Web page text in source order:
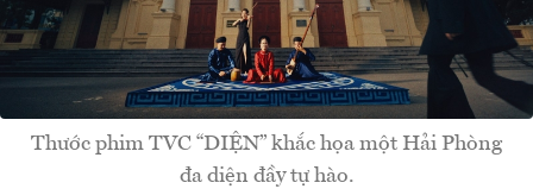
Thước phim TVC “DIỆN” khắc họa một Hải Phòng
đa diện đầy tự hào.